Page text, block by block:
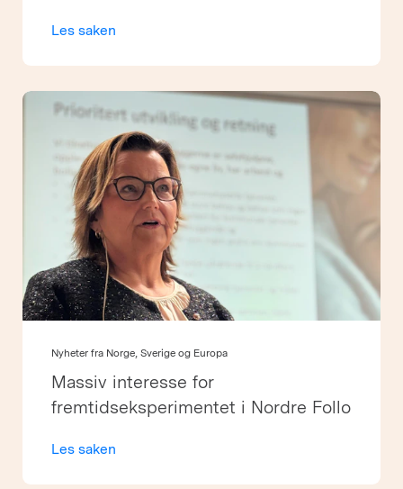
Les saken
Nyheter fra Norge, Sverige og Europa
Massiv interesse for
fremtidseksperimentet i Nordre Follo
Les saken